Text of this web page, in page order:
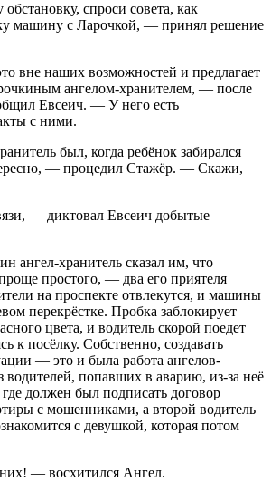
спроси совета, как
машину с Ларочкой, — принял решение
вне наших возможностей и предлагает
ангелом-хранителем, — после
Евсеич. — У него есть
с ними.
был, когда ребёнок забирался
— процедил Стажёр. — Скажи,
— диктовал Евсеич добытые
ангел-хранитель сказал им, что
простого, — два его приятеля
на проспекте отвлекутся, и машины
перекрёстке. Пробка заблокирует
цвета, и водитель скорой поедет
к посёлку. Собственно, создавать
— это и была работа ангелов-
водителей, попавших в аварию, из-за неё
где должен был подписать договор
с мошенниками, а второй водитель
с девушкой, которая потом
— восхитился Ангел.